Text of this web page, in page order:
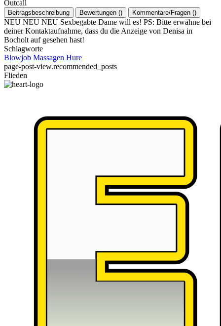
Outcall
Beitragsbeschreibung Bewertungen () Kommentare/Fragen ()
NEU NEU NEU Sexbegabte Dame will es! PS: Bitte erwähne bei
deiner Kontaktaufnahme, dass du die Anzeige von Denisa in
Bocholt auf gesehen hast!
Schlagworte
Blowjob Massagen Hure
page-post-view.recommended_posts
Flieden